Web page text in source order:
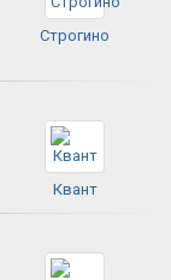
Строгино
Квант